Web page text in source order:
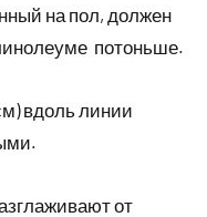
на пол, должен
потоньше.
вдоль линии
от